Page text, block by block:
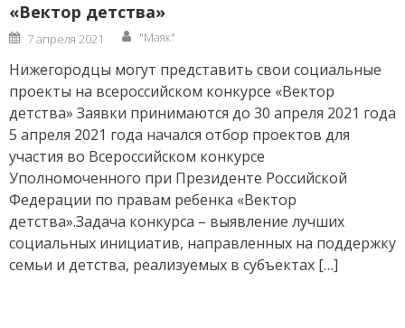
«Вектор детства»
Posted
on
7 апреля 2021 Author
"Маяк"
Нижегородцы могут представить свои социальные
проекты на всероссийском конкурсе «Вектор
детства» Заявки принимаются до 30 апреля 2021 года
5 апреля 2021 года начался отбор проектов для
участия во Всероссийском конкурсе
Уполномоченного при Президенте Российской
Федерации по правам ребенка «Вектор
детства».Задача конкурса – выявление лучших
социальных инициатив, направленных на поддержку
семьи и детства, реализуемых в субъектах […]